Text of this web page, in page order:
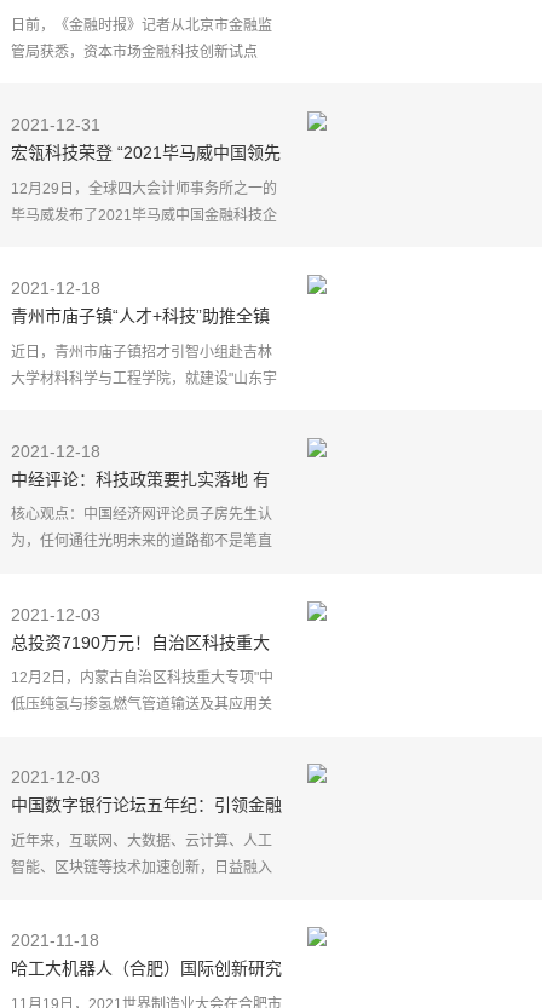
目正式“入箱”
日前，《金融时报》记者从北京市金融监
管局获悉，资本市场金融科技创新试点
评审、专业评估、
2021-12-31
宏瓴科技荣登 “2021毕马威中国领先
金融科技50企业”榜单!
12月29日，全球四大会计师事务所之一的
毕马威发布了2021毕马威中国金融科技企
融科技50企业"
2021-12-18
青州市庙子镇“人才+科技”助推全镇
经济发展再上新台阶
近日，青州市庙子镇招才引智小组赴吉林
大学材料科学与工程学院，就建设"山东宇
建"山东宇信纳米碳酸
2021-12-18
中经评论：科技政策要扎实落地 有
力支撑经济高质量发展
核心观点：中国经济网评论员子房先生认
为，任何通往光明未来的道路都不是笔直
破、自立自强的
2021-12-03
总投资7190万元！自治区科技重大
专项项目在乌海市启动！
12月2日，内蒙古自治区科技重大专项"中
低压纯氢与掺氢燃气管道输送及其应用关
立项支持，并给予
2021-12-03
中国数字银行论坛五年纪：引领金融
科技前沿 打造数字金融强音
近年来，互联网、大数据、云计算、人工
智能、区块链等技术加速创新，日益融入
深前所未有，正在
2021-11-18
哈工大机器人（合肥）国际创新研究
院科创成果绽放一批平台成果、智能
11月19日，2021世界制造业大会在合肥市